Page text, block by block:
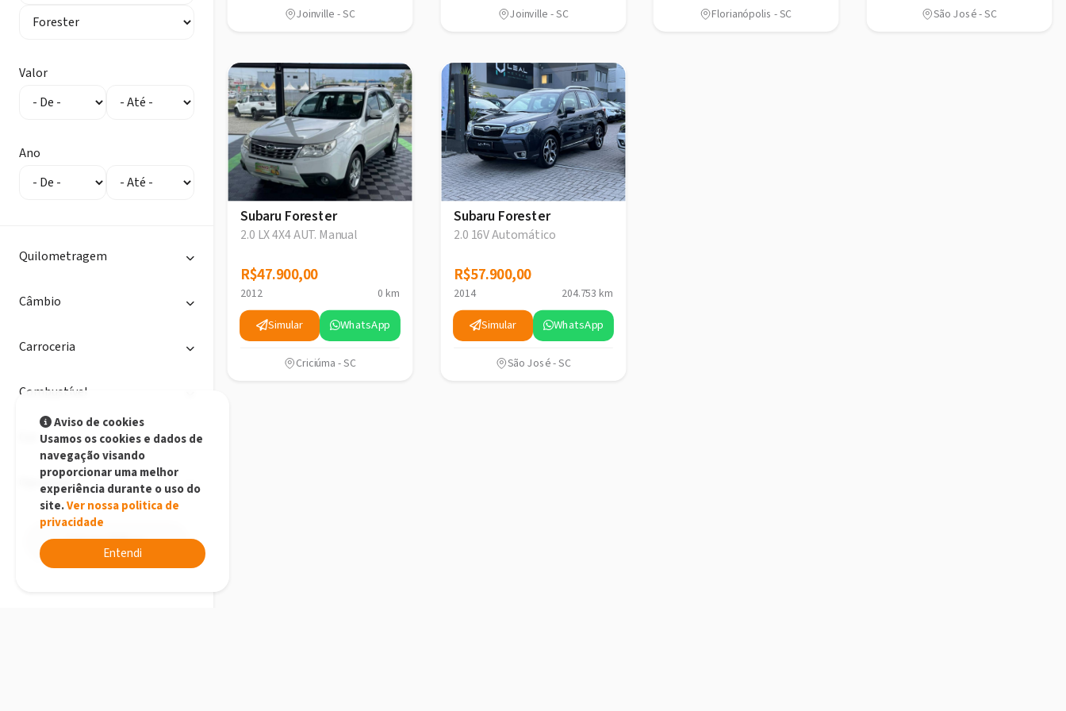
Valor
Ano
Quilometragem
Câmbio
Carroceria
Combustível
Opcionais
Limpar Filtros
Joinville - SC Joinville - SC Florianópolis - SC São José - SC
Subaru Forester
2.0 LX 4X4 AUT. Manual
R$47.900,00
R$47.900,00
2012 0 km
Simular WhatsApp
Criciúma - SC
Subaru Forester
2.0 16V Automático
R$57.900,00
R$57.900,00
2014 204.753 km
Simular WhatsApp
São José - SC
Aviso de cookies
Usamos os cookies e dados de
navegação visando
proporcionar uma melhor
experiência durante o uso do
site.Ver nossa politica de
privacidade
Entendi